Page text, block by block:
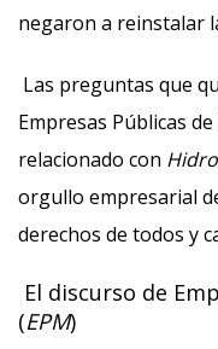
negaron a reinstalar
Las preguntas que
Empresas Públicas
relacionado con
orgullo empresarial
derechos de todos y
El discurso de
(EPM)